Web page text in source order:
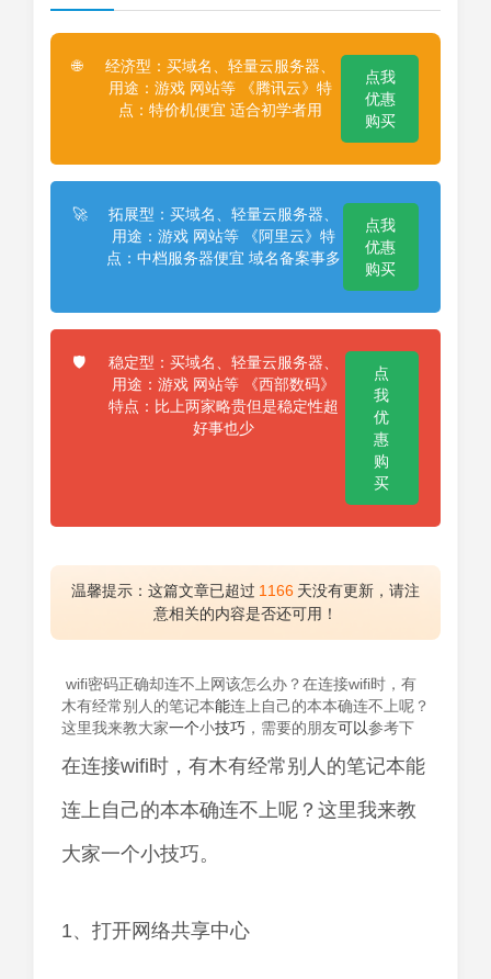
🌐
经济型：买域名、轻量云服务器、
用途：游戏 网站等 《腾讯云》特
点：特价机便宜 适合初学者用
点我
优惠
购买
🚀
拓展型：买域名、轻量云服务器、
用途：游戏 网站等 《阿里云》特
点：中档服务器便宜 域名备案事多
点我
优惠
购买
🛡️
稳定型：买域名、轻量云服务器、
用途：游戏 网站等 《西部数码》
特点：比上两家略贵但是稳定性超
好事也少
点
我
优
惠
购
买
温馨提示：这篇文章已超过 1166 天没有更新，请注
意相关的内容是否还可用！
wifi密码正确却连不上网该怎么办？在连接wifi时，有
木有经常别人的笔记本能连上自己的本本确连不上呢？
这里我来教大家一个小技巧 ，需要的朋友可以参考下
在连接wifi时，有木有经常别人的笔记本能
连上自己的本本确连不上呢？这里我来教
大家一个小技巧。
1、打开网络共享中心